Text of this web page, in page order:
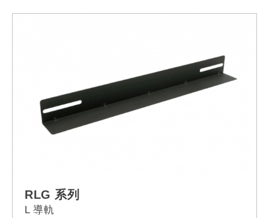
RLG 系列
L 導軌